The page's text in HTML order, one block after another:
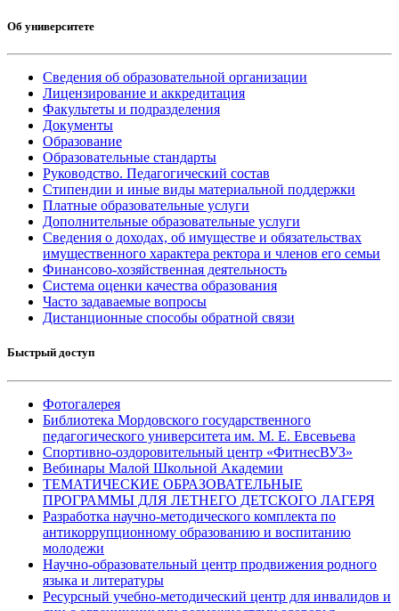
Об университете
Сведения об образовательной организации
Лицензирование и аккредитация
Факультеты и подразделения
Документы
Образование
Образовательные стандарты
Руководство. Педагогический состав
Стипендии и иные виды материальной поддержки
Платные образовательные услуги
Дополнительные образовательные услуги
Сведения о доходах, об имуществе и обязательствах
имущественного характера ректора и членов его семьи
Финансово-хозяйственная деятельность
Система оценки качества образования
Часто задаваемые вопросы
Дистанционные способы обратной связи
Быстрый доступ
Фотогалерея
Библиотека Мордовского государственного
педагогического университета им. М. Е. Евсевьева
Спортивно-оздоровительный центр «ФитнесВУЗ»
Вебинары Малой Школьной Академии
ТЕМАТИЧЕСКИЕ ОБРАЗОВАТЕЛЬНЫЕ
ПРОГРАММЫ ДЛЯ ЛЕТНЕГО ДЕТСКОГО ЛАГЕРЯ
Разработка научно-методического комплекта по
антикоррупционному образованию и воспитанию
молодежи
Научно-образовательный центр продвижения родного
языка и литературы
Ресурсный учебно-методический центр для инвалидов и